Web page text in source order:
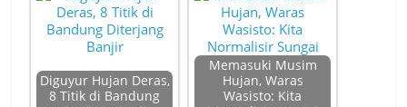
Diguyur Hujan Deras,
8 Titik di Bandung
Memasuki Musim
Hujan, Waras
Wasisto: Kita